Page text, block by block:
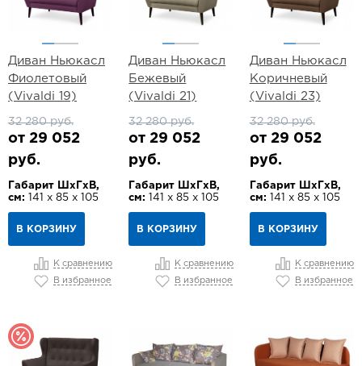
Диван Ньюкасл
Фиолетовый
(Vivaldi 19)
32 280 руб.
от 29 052
руб.
Габарит ШхГхВ,
см: 141 х 85 х 105
В КОРЗИНУ
К сравнению
В избранное
Диван Ньюкасл
Бежевый
(Vivaldi 21)
32 280 руб.
от 29 052
руб.
Габарит ШхГхВ,
см:
141 х 85 х 105
В КОРЗИНУ
К сравнению
В избранное
Диван Ньюкасл
Коричневый
(Vivaldi 23)
32 280 руб.
от 29 052
руб.
Габарит ШхГхВ,
см: 141 х 85 х 105
В КОРЗИНУ
К сравнению
В избранное